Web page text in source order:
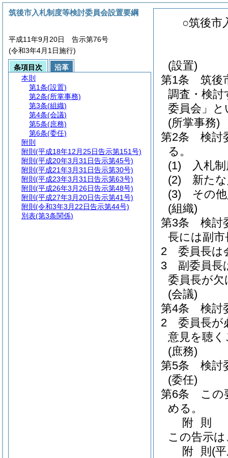
○筑後市
(設置)
第1条
筑後
調査・検討
委員会」と
(所掌事務)
第2条
検討
る。
(1)
入札
(2)
新た
(3)
その
(組織)
第3条
検討
長には副
2
委員長は
3
副委員長
委員長が
(会議)
第4条
検討
2
委員長が
意見を聴
(庶務)
第5条
検討
(委任)
第6条
この
める。
附 則
この告示
附 則 (
筑後市入札制度等検討委員会設置要綱
平成11年9月20日 告示第76号
(令和3年4月1日施行)
条項目次
沿革
本則
第1条(設置)
第2条(所掌事務)
第3条(組織)
第4条(会議)
第5条(庶務)
第6条(委任)
附則
附則 (平成18年12月25日告示第151号)
附則 (平成20年3月31日告示第45号)
附則 (平成21年3月31日告示第30号)
附則 (平成23年3月31日告示第63号)
附則 (平成26年3月26日告示第48号)
附則 (平成27年3月20日告示第41号)
附則 (令和3年3月22日告示第44号)
別表(第3条関係)